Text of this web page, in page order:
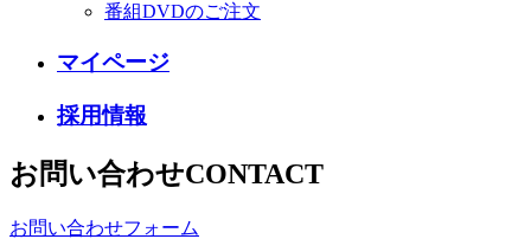
番組DVDのご注文
マイページ
採用情報
お問い合わせCONTACT
お問い合わせフォーム